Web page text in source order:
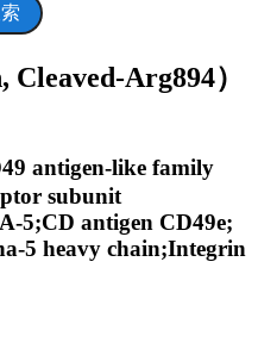
Arg894）
antigen-like family
subunit
5;CD antigen CD49e;
5 heavy chain;Integrin